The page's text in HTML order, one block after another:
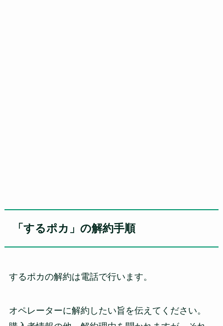
「するポカ」の解約手順
するポカの解約は電話で行います。
オペレーターに解約したい旨を伝えてください。